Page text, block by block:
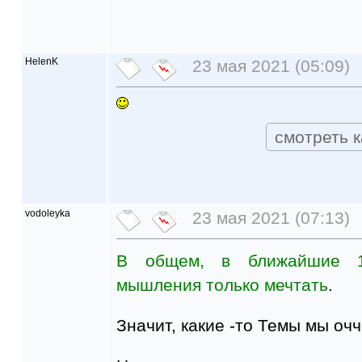
HelenK 23 мая 2021 (05:09)
смотреть
vodoleyka 23 мая 2021 (07:13)
В общем, в ближайшие
мышления только мечтать.
Значит, какие -то Темы мы